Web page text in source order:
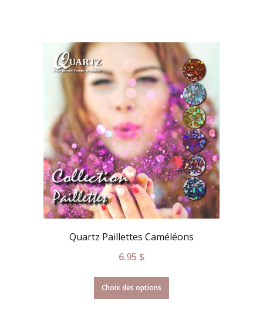
Quartz Paillettes Caméléons
6.95 $
Choix des options